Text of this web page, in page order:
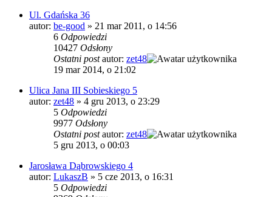
Ul. Gdańska 36
autor: be-good » 21 mar 2011, o 14:56
6 Odpowiedzi
10427 Odsłony
Ostatni postautor: zet48
19 mar 2014, o 21:02
Ulica Jana III Sobieskiego 5
autor: zet48 » 4 gru 2013, o 23:29
5 Odpowiedzi
9977 Odsłony
Ostatni postautor: zet48
5 gru 2013, o 00:03
Jarosława Dąbrowskiego 4
autor: LukaszB » 5 cze 2013, o 16:31
5 Odpowiedzi